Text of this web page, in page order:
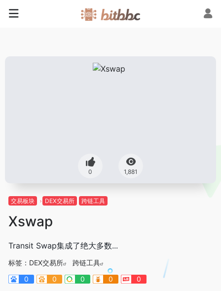
0 1,881
交易板块 DEX交易所 跨链工具
Xswap
Transit Swap集成了绝大多数...
标签： DEX交易所
跨链工具
0
0 0 0 0